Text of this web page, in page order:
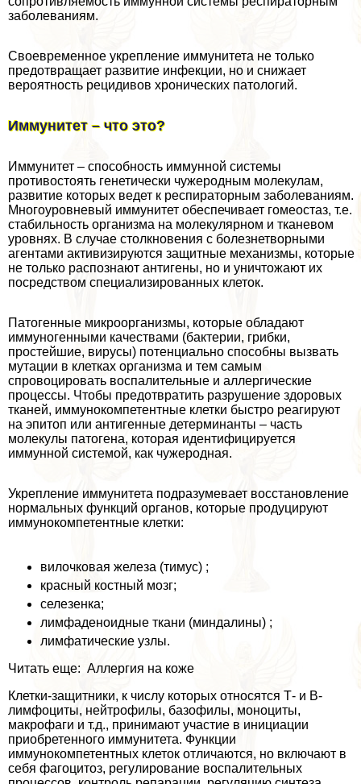
заболеваниям.
Своевременное укрепление иммунитета не только
предотвращает развитие инфекции, но и снижает
вероятность рецидивов хронических патологий.
Иммунитет – что это?
Иммунитет – способность иммунной системы
противостоять генетически чужеродным молекулам,
развитие которых ведет к респираторным заболеваниям.
Многоуровневый иммунитет обеспечивает гомеостаз, т.е.
стабильность организма на молекулярном и тканевом
уровнях. В случае столкновения с болезнетворными
агентами активизируются защитные механизмы, которые
не только распознают антигены, но и уничтожают их
посредством специализированных клеток.
Патогенные микроорганизмы, которые обладают
иммуногенными качествами (бактерии, грибки,
простейшие, вирусы) потенциально способны вызвать
мутации в клетках организма и тем самым
спровоцировать воспалительные и аллергические
процессы. Чтобы предотвратить разрушение здоровых
тканей, иммунокомпетентные клетки быстро реагируют
на эпитоп или антигенные детерминанты – часть
молекулы патогена, которая идентифицируется
иммунной системой, как чужеродная.
Укрепление иммунитета подразумевает восстановление
нормальных функций органов, которые продуцируют
иммунокомпетентные клетки:
вилочковая железа (тимус) ;
красный костный мозг;
селезенка;
лимфаденоидные ткани (миндалины) ;
лимфатические узлы.
Читать еще: Аллергия на коже
Клетки-защитники, к числу которых относятся Т- и В-
лимфоциты, нейтрофилы, базофилы, моноциты,
макрофаги и т.д., принимают участие в инициации
приобретенного иммунитета. Функции
иммунокомпетентных клеток отличаются, но включают в
себя фагоцитоз, регулирование воспалительных